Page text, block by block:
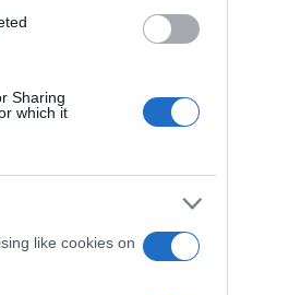
Sharing
which it
like cookies on
una
di